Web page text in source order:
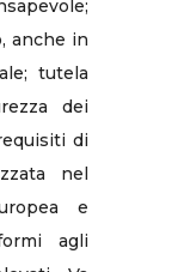
anche in
tutela
dei
di
nel
e
agli